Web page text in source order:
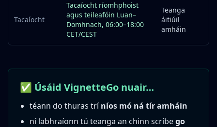
Tacaíocht
Tacaíocht ríomhphoist
agus teileafóin Luan–
Domhnach, 06:00–18:00
CET/CEST
Teanga
áitiúil
amháin
✅ Úsáid VignetteGo nuair…
téann do thuras tríníos mó ná tír amháin
ní labhraíonn tú teanga an chinn scríbego